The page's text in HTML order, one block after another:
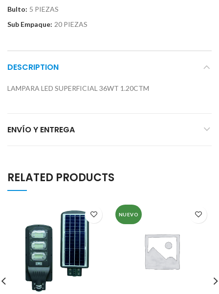
Bulto: 5 PIEZAS
Sub Empaque: 20 PIEZAS
DESCRIPTION
LAMPARA LED SUPERFICIAL 36WT 1.20CTM
ENVÍO Y ENTREGA
RELATED PRODUCTS
NUEVO